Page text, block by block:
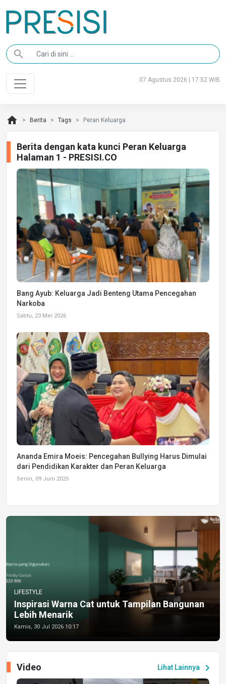
search
07 Agustus 2026 | 17:52 WIB
home Berita Tags Peran Keluarga
Berita dengan kata kunci Peran Keluarga
Halaman 1 - PRESISI.CO
Bang Ayub: Keluarga Jadi Benteng Utama Pencegahan
Narkoba
Sabtu, 23 Mei 2026
Ananda Emira Moeis: Pencegahan Bullying Harus Dimulai
dari Pendidikan Karakter dan Peran Keluarga
Senin, 09 Juni 2025
LIFESTYLE
Inspirasi Warna Cat untuk Tampilan Bangunan
Lebih Menarik
Kamis, 30 Jul 2026 10:17
Lihat Lainnya chevron_right
Video